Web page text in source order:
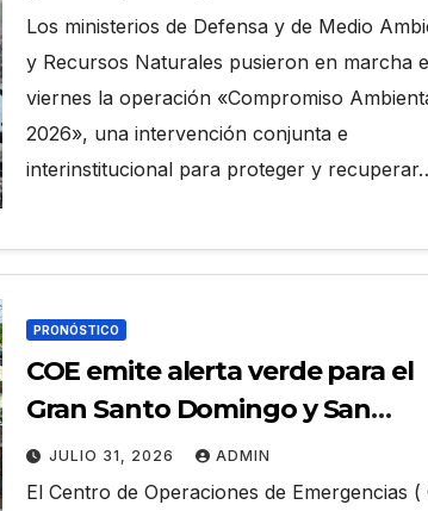
Los ministerios de Defensa y de Medio
y Recursos Naturales pusieron en marcha
viernes la operación «Compromiso
2026», una intervención conjunta e
interinstitucional para proteger y
PRONÓSTICO
COE emite alerta verde para el
Gran Santo Domingo y San
Cristóbal por fuertes aguaceros
JULIO 31, 2026 ADMIN
El Centro de Operaciones de Emergencias (